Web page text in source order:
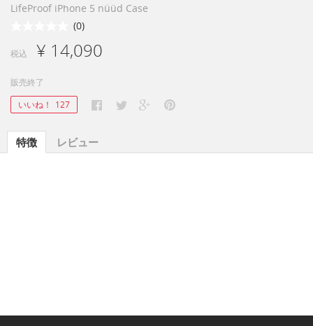
LifeProof iPhone 5 nüüd Case
(0)
税込 ¥ 14,090
販売終了
いいね！
127
特徴 レビュー